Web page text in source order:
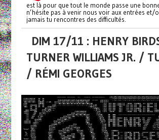
est là pour que tout le monde passe une
n’hésite pas à venir nous voir aux entrées et/
jamais tu rencontres des difficultés.
DIM 17/11 : HENRY
TURNER WILLIAMS JR. /
/ RÉMI GEORGES